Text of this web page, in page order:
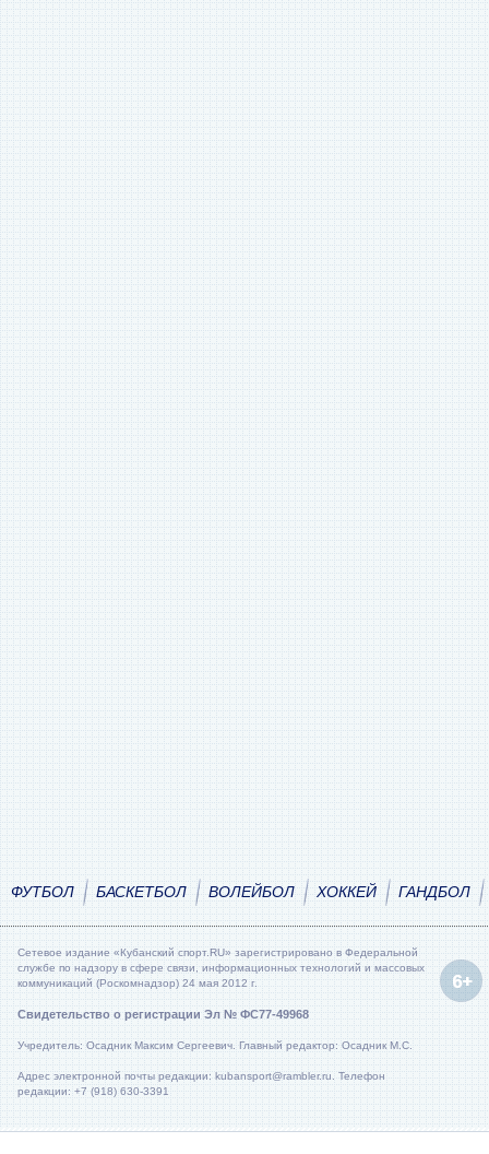
ФУТБОЛ БАСКЕТБОЛ ВОЛЕЙБОЛ ХОККЕЙ ГАНДБОЛ
Сетевое издание «Кубанский спорт.RU» зарегистрировано в Федеральной
службе по надзору в сфере связи, информационных технологий и массовых
коммуникаций (Роскомнадзор) 24 мая 2012 г.
Свидетельство о регистрации Эл № ФС77-49968
Учредитель: Осадник Максим Сергеевич. Главный редактор: Осадник М.С.
Адрес электронной почты редакции: kubansport@rambler.ru. Телефон
редакции: +7 (918) 630-3391